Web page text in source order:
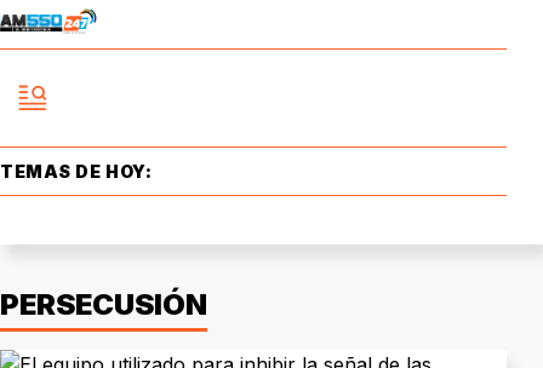
TEMAS DE HOY:
PERSECUSIÓN